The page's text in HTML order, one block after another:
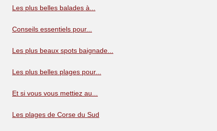
Les plus belles balades à...
Conseils essentiels pour...
Les plus beaux spots baignade...
Les plus belles plages pour...
Et si vous vous mettiez au...
Les plages de Corse du Sud